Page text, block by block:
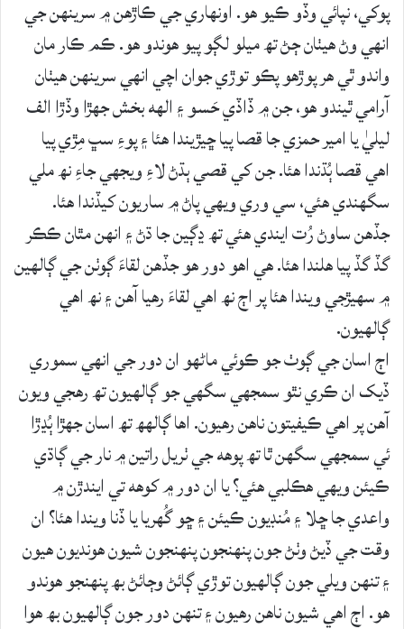
پوکي، نپائي وڏو ڪيو ھو. اونھاري جي ڪاڙھن ۾ سرينھن جي
انھي وڻ ھيٺان ڄڻ تھ ميلو لڳو پيو ھوندو ھو. ڪم ڪار مان
واندو ٿي ھر پوڙھو پڪو توڙي جوان اچي انھي سرينھن ھيٺان
آرامي ٿيندو ھو، جن ۾ ڏاڏي حَسو ۽ الھه بخش جھڙا وڏڙا الف
ليليٰ يا امير حمزي جا قصا پيا ڇيڙيندا ھئا ۽ پوءِ سڀ مِڙي پيا
اھي قصا ٻُڌندا ھئا. جن کي قصي ٻڌڻ لاءِ ويجھي جاءِ نھ ملي
سگھندي ھئي، سي وري ويھي پاڻ ۾ ساريون کيڏندا ھئا.
جڏھن ساوڻ رُت ايندي ھئي تھ ڍڳين جا ڌڻ ۽ انھن مٿان ڪڪر
گڏ گڏ پيا ھلندا ھئا. ھي اھو دور ھو جڏھن لقاءَ ڳوٺن جي ڳالھين
۾ سھيڙجي ويندا ھئا پر اڄ نھ اھي لقاءَ رھيا آھن ۽ نھ اھي
ڳالھيون.
اڄ اسان جي ڳوٺ جو ڪوئي ماڻھو ان دور جي انھي سموري
ڏيک ان ڪري نٿو سمجھي سگھي جو ڳالھيون تھ رھجي ويون
آھن پر اھي ڪيفيتون ناھن رھيون. اھا ڳالهھ تھ اسان جھڙا ٻُڍڙا
ئي سمجھي سگھن ٿا تھ پوھه جي ٺريل راتين ۾ نار جي ڳاڌي
ڪيئن ويھي ھڪلبي ھئي؟ يا ان دور ۾ کوھه تي ايندڙن ۾
واعدي جا ڇلا ۽ مُنڊيون ڪيئن ۽ ڇو گُھريا يا ڏنا ويندا ھئا؟ ان
وقت جي ڏيڻ وٺڻ جون پنھنجون پنھنجون شيون ھونديون ھيون
۽ تنھن ويلي جون ڳالھيون توڙي ڳائڻ وڄائڻ بھ پنھنجو ھوندو
ھو. اڄ اھي شيون ناھن رھيون ۽ تنھن دور جون ڳالھيون بھ ھوا